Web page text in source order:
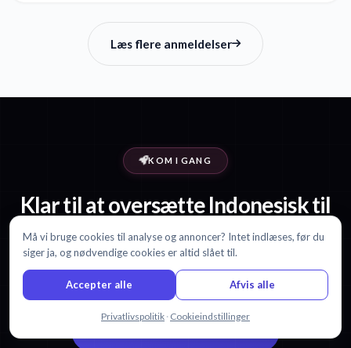
Læs flere anmeldelser
KOM I GANG
Klar til at oversætte Indonesisk til
Fransk?
Start med 30 minutter gratis. Intet kreditkort kræves.
Må vi bruge cookies til analyse og annoncer? Intet indlæses, før du
siger ja, og nødvendige cookies er altid slået til.
Accepter alle Afvis alle
Privatlivspolitik · Cookieindstillinger